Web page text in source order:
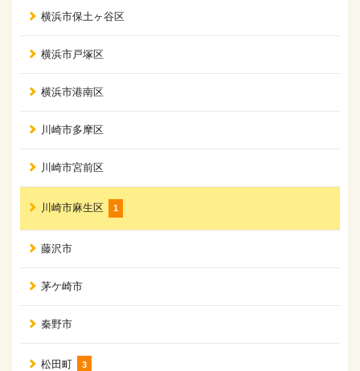
横浜市保土ヶ谷区
横浜市戸塚区
横浜市港南区
川崎市多摩区
川崎市宮前区
川崎市麻生区 1
藤沢市
茅ケ崎市
秦野市
松田町 3